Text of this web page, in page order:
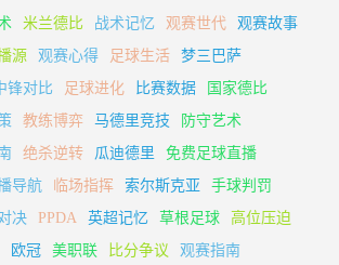
米兰德比 战术记忆 观赛世代
观赛故事
源 观赛心得 足球生活
梦三巴萨
锋对比 足球进化 比赛数据
国家德比
教练博弈 马德里竞技
防守艺术
绝杀逆转 瓜迪德里
免费足球直播
导航 临场指挥 索尔斯克亚
手球判罚
决 PPDA 英超记忆 草根足球
高位压迫
欧冠 美职联 比分争议
观赛指南